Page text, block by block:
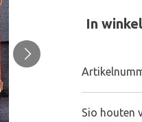
In
Sio houten